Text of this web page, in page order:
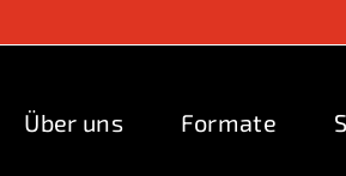
Über uns Formate